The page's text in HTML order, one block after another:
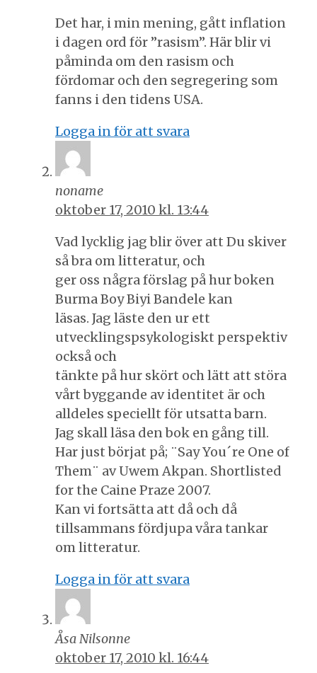
Det har, i min mening, gått inflation
i dagen ord för ”rasism”. Här blir vi
påminda om den rasism och
fördomar och den segregering som
fanns i den tidens USA.
Logga in för att svara
noname
oktober 17, 2010 kl. 13:44
Vad lycklig jag blir över att Du skiver
så bra om litteratur, och
ger oss några förslag på hur boken
Burma Boy Biyi Bandele kan
läsas. Jag läste den ur ett
utvecklingspsykologiskt perspektiv
också och
tänkte på hur skört och lätt att störa
vårt byggande av identitet är och
alldeles speciellt för utsatta barn.
Jag skall läsa den bok en gång till.
Har just börjat på; ¨Say You´re One of
Them¨ av Uwem Akpan. Shortlisted
for the Caine Praze 2007.
Kan vi fortsätta att då och då
tillsammans fördjupa våra tankar
om litteratur.
Logga in för att svara
Åsa Nilsonne
oktober 17, 2010 kl. 16:44